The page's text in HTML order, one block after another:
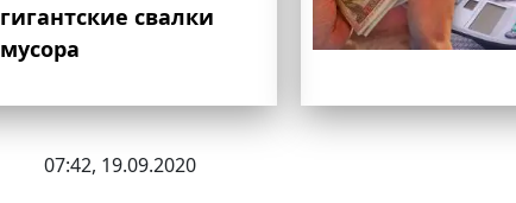
гигантские свалки
мусора
07:42, 19.09.2020